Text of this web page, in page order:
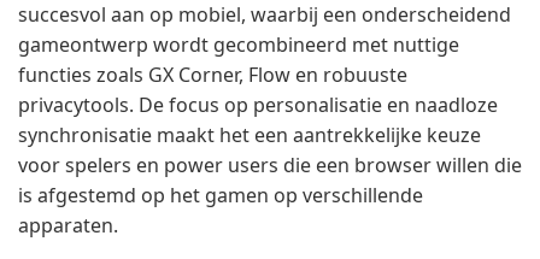
succesvol aan op mobiel, waarbij een onderscheidend
gameontwerp wordt gecombineerd met nuttige
functies zoals GX Corner, Flow en robuuste
privacytools. De focus op personalisatie en naadloze
synchronisatie maakt het een aantrekkelijke keuze
voor spelers en power users die een browser willen die
is afgestemd op het gamen op verschillende
apparaten.